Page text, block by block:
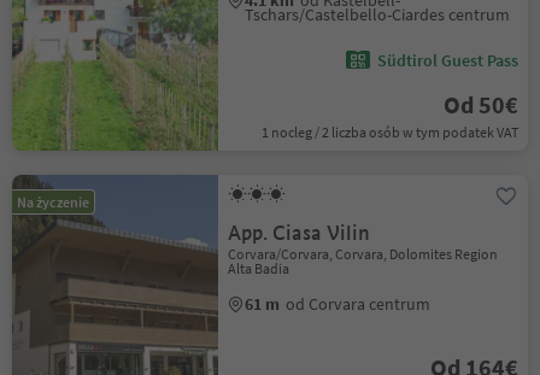
Tschars/Castelbello-Ciardes centrum
Südtirol Guest Pass
Od 50€
1 nocleg / 2 liczba osób w tym podatek VAT
Na życzenie
App. Ciasa Vilin
Corvara/Corvara, Corvara, Dolomites Region
Alta Badia
61 m od Corvara centrum
Od 164€